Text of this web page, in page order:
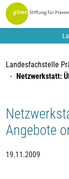
Landesfachstelle
Netzwerkstatt:
Angebote
19.11.2009